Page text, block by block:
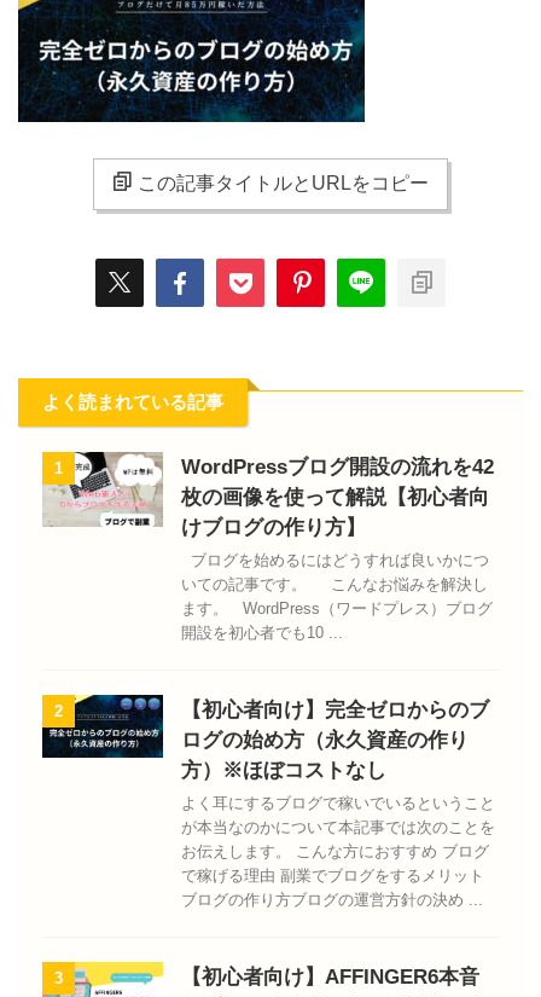
この記事タイトルとURLをコピー
よく読まれている記事
1
WordPressブログ開設の流れを42
枚の画像を使って解説【初心者向
けブログの作り方】
ブログを始めるにはどうすれば良いかにつ
いての記事です。 こんなお悩みを解決し
ます。 WordPress（ワードプレス）ブログ
開設を初心者でも10 ...
2
【初心者向け】完全ゼロからのブ
ログの始め方（永久資産の作り
方）※ほぼコストなし
よく耳にするブログで稼いでいるということ
が本当なのかについて本記事では次のことを
お伝えします。 こんな方におすすめ ブログ
で稼げる理由 副業でブログをするメリット
ブログの作り方ブログの運営方針の決め ...
3
【初心者向け】AFFINGER6本音